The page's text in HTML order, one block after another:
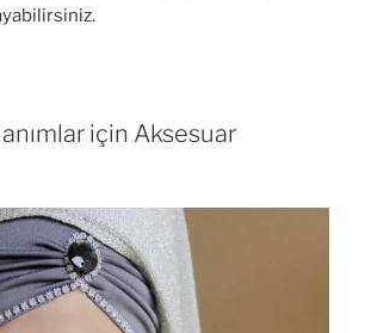
için Aksesuar